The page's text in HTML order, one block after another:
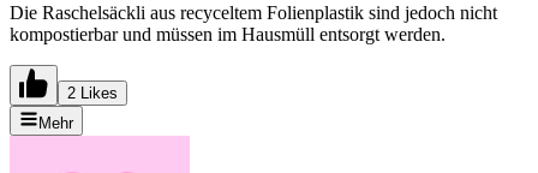
Die Raschelsäckli aus recyceltem Folienplastik sind jedoch nicht
kompostierbar und müssen im Hausmüll entsorgt werden.
2 Likes
Mehr